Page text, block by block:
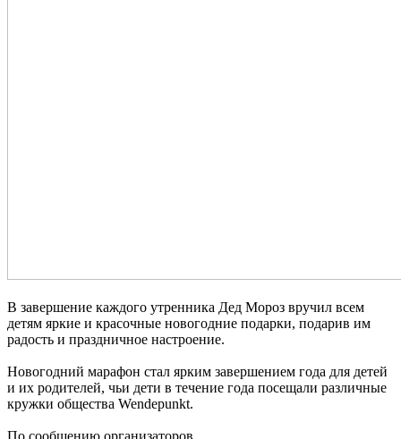
В завершение каждого утренника Дед Мороз вручил всем
детям яркие и красочные новогодние подарки, подарив им
радость и праздничное настроение.
Новогодний марафон стал ярким завершением года для детей
и их родителей, чьи дети в течение года посещали различные
кружки общества Wendepunkt.
По сообщению организаторов